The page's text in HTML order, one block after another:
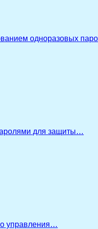
одноразовых
для защиты…
управления…